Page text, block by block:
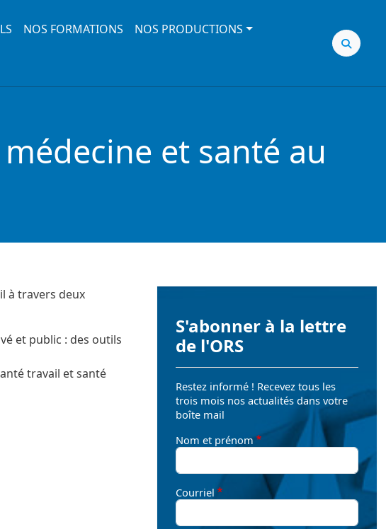
NOS FORMATIONS
NOS PRODUCTIONS
et santé au
à travers deux
et public : des outils
travail et santé
S'abonner à la lettre
de l'ORS
Restez informé ! Recevez tous les
trois mois nos actualités dans votre
boîte mail
Nom et prénom
Courriel